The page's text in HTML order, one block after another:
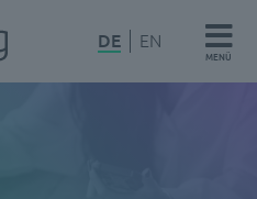
DE EN
MENÜ